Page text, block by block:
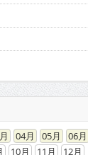
04 05 06
10 11
12